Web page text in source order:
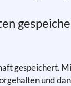
gespeichert.
und